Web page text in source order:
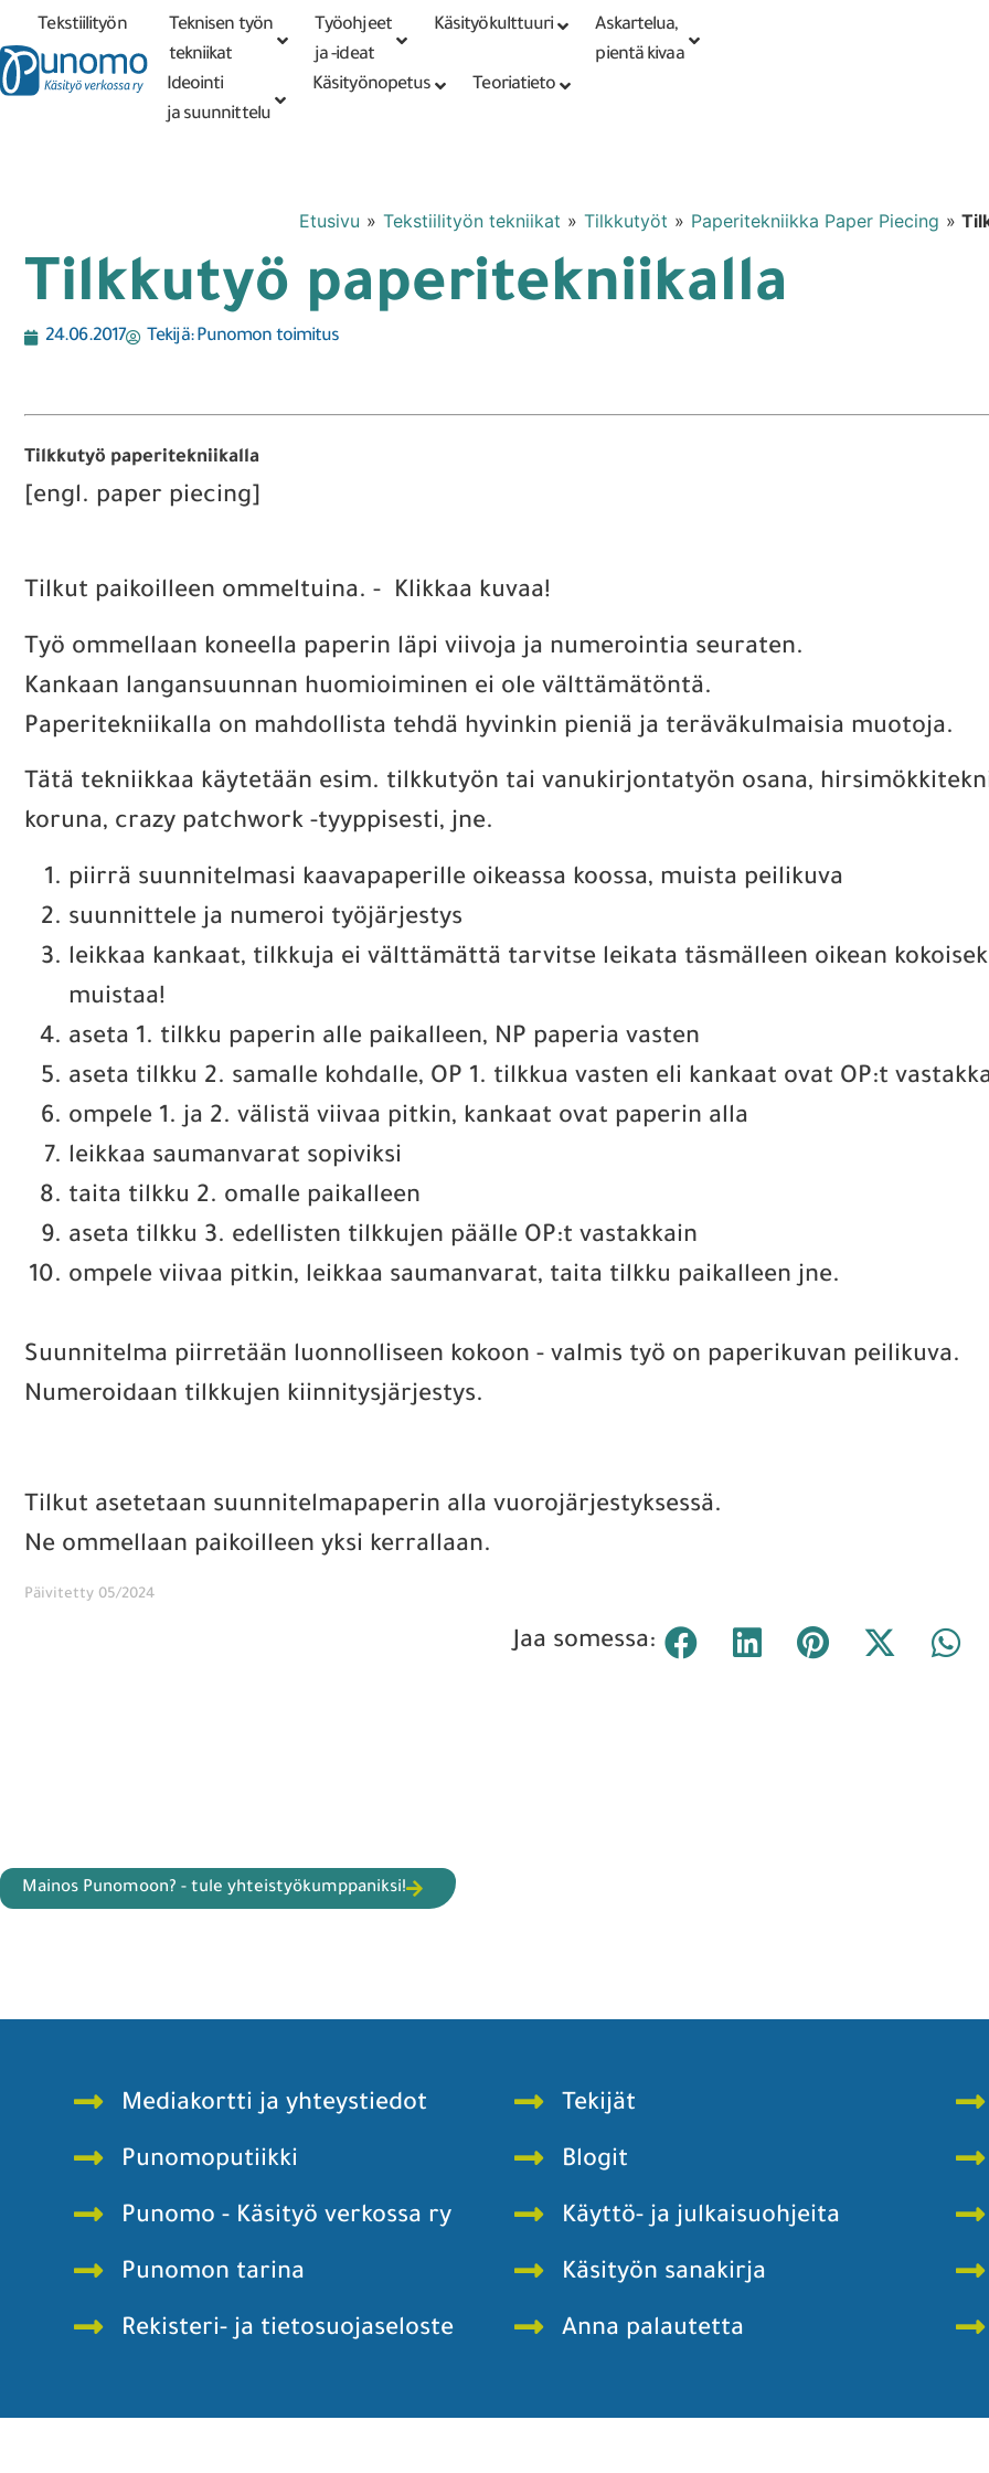
Tarkennettu PunomoputiikkiKirjaudu tai
rekisteröidy
Tekstiilityön
tekniikat
Teknisen työn
tekniikat
Työohjeet
ja -ideat
Käsityökulttuuri
Askartelua,
pientä kivaa
Ideointi
ja suunnittelu
Käsityönopetus Teoriatieto
Etusivu » Tekstiilityön tekniikat » Tilkkutyöt » Paperitekniikka Paper Piecing »
Tilkkutyö paperitekniikalla
24.06.2017 Tekijä:Punomon toimitus
Tilkkutyö paperitekniikalla
[engl. paper piecing]
Tilkut paikoilleen ommeltuina. - Klikkaa kuvaa!
Työ ommellaan koneella paperin läpi viivoja ja numerointia seuraten.
Kankaan langansuunnan huomioiminen ei ole välttämätöntä.
Paperitekniikalla on mahdollista tehdä hyvinkin pieniä ja teräväkulmaisia muotoja.
Tätä tekniikkaa käytetään esim. tilkkutyön tai vanukirjontatyön osana,
koruna, crazy patchwork -tyyppisesti, jne.
piirrä suunnitelmasi kaavapaperille oikeassa koossa, muista peilikuva
suunnittele ja numeroi työjärjestys
leikkaa kankaat, tilkkuja ei välttämättä tarvitse leikata täsmälleen oikean
muistaa!
aseta 1. tilkku paperin alle paikalleen, NP paperia vasten
aseta tilkku 2. samalle kohdalle, OP 1. tilkkua vasten eli kankaat ovat OP:t
ompele 1. ja 2. välistä viivaa pitkin, kankaat ovat paperin alla
leikkaa saumanvarat sopiviksi
taita tilkku 2. omalle paikalleen
aseta tilkku 3. edellisten tilkkujen päälle OP:t vastakkain
ompele viivaa pitkin, leikkaa saumanvarat, taita tilkku paikalleen jne.
Suunnitelma piirretään luonnolliseen kokoon - valmis työ on paperikuvan peilikuva.
Numeroidaan tilkkujen kiinnitysjärjestys.
Tilkut asetetaan suunnitelmapaperin alla vuorojärjestyksessä.
Ne ommellaan paikoilleen yksi kerrallaan.
Päivitetty 05/2024
Jaa somessa:
Mainos Punomoon? - tule yhteistyökumppaniksi!
Mediakortti ja yhteystiedot
Punomoputiikki
Punomo - Käsityö verkossa ry
Punomon tarina
Rekisteri- ja tietosuojaseloste
Tekijät
Blogit
Käyttö- ja julkaisuohjeita
Käsityön sanakirja
Anna palautetta